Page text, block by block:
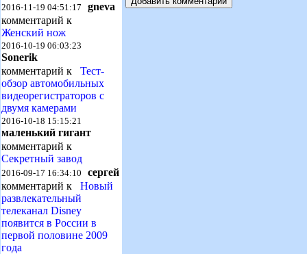
2016-11-19 04:51:17 gneva
комментарий к
Женский нож
2016-10-19 06:03:23
Sonerik
комментарий к Тест-
обзор автомобильных
видеорегистраторов с
двумя камерами
2016-10-18 15:15:21
маленький гигант
комментарий к
Секретный завод
2016-09-17 16:34:10 сергей
комментарий к Новый
развлекательный
телеканал Disney
появится в России в
первой половине 2009
года